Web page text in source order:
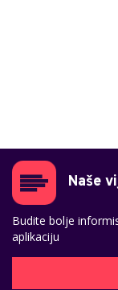
Naše
Budite bolje
aplikaciju